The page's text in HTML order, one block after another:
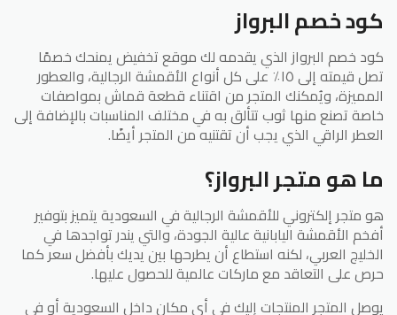
كود خصم البرواز
كود خصم البرواز الذي يقدمه لك موقع تخفيض يمنحك خصمًا
تصل قيمته إلى ١٥٪ على كل أنواع الأقمشة الرجالية، والعطور
المميزة، ويُمكنك المتجر من اقتناء قطعة قماش بمواصفات
خاصة تصنع منها ثوب تتألق به في مختلف المناسبات بالإضافة إلى
العطر الراقي الذي يجب أن تقتنيه من المتجر أيضًا.
ما هو متجر البرواز؟
هو متجر إلكتروني للأقمشة الرجالية في السعودية يتميز بتوفير
أفخم الأقمشة اليابانية عالية الجودة، والتي يندر تواجدها في
الخليج العربي، لكنه استطاع أن يطرحها بين يديك بأفضل سعر كما
حرص على التعاقد مع ماركات عالمية للحصول عليها.
يوصل المتجر المنتجات إليك في أي مكان داخل السعودية أو في